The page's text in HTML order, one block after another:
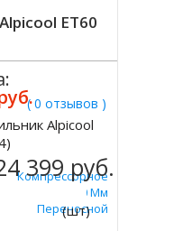
ЕT60
( 0 отзывов )
Компрессорное
545х723х360 Мм
Переносной
Alpicool
399 руб.
(шт)